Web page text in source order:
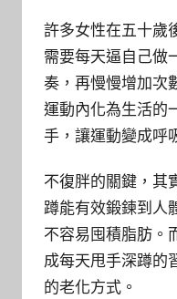
許多女性在五十歲
需要每天逼自己做
奏，再慢慢增加次
運動內化為生活的
手，讓運動變成呼
不復胖的關鍵，其
蹲能有效鍛鍊到人
不容易囤積脂肪。
成每天甩手深蹲的
的老化方式。